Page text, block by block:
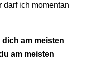
ich momentan
am meisten
am meisten